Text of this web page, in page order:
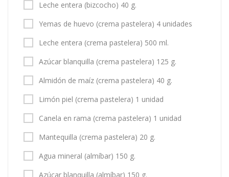
Leche entera (bizcocho) 40 g.
Yemas de huevo (crema pastelera) 4 unidades
Leche entera (crema pastelera) 500 ml.
Azúcar blanquilla (crema pastelera) 125 g.
Almidón de maíz (crema pastelera) 40 g.
Limón piel (crema pastelera) 1 unidad
Canela en rama (crema pastelera) 1 unidad
Mantequilla (crema pastelera) 20 g.
Agua mineral (almíbar) 150 g.
Azúcar blanquilla (almíbar) 150 g.